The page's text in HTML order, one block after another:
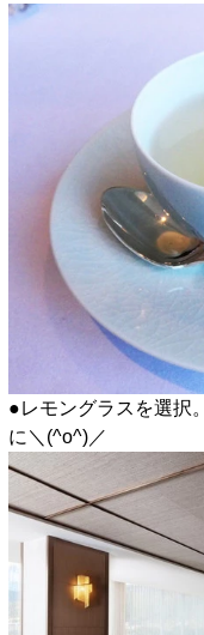
●レモングラスを選択
に＼(^o^)／